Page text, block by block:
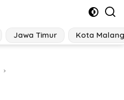
Jawa Timur Kota Malang